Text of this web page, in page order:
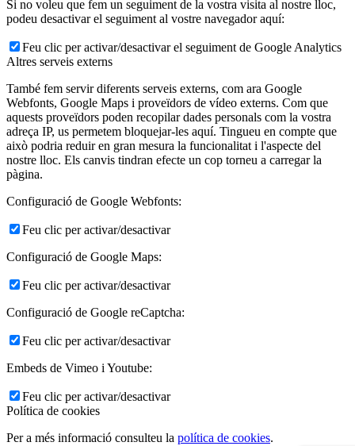
Si no voleu que fem un seguiment de la vostra visita al nostre lloc,
podeu desactivar el seguiment al vostre navegador aquí:
Feu clic per activar/desactivar el seguiment de Google Analytics
Altres serveis externs
També fem servir diferents serveis externs, com ara Google
Webfonts, Google Maps i proveïdors de vídeo externs. Com que
aquests proveïdors poden recopilar dades personals com la vostra
adreça IP, us permetem bloquejar-les aquí. Tingueu en compte que
això podria reduir en gran mesura la funcionalitat i l'aspecte del
nostre lloc. Els canvis tindran efecte un cop torneu a carregar la
pàgina.
Configuració de Google Webfonts:
Feu clic per activar/desactivar
Configuració de Google Maps:
Feu clic per activar/desactivar
Configuració de Google reCaptcha:
Feu clic per activar/desactivar
Embeds de Vimeo i Youtube:
Feu clic per activar/desactivar
Política de cookies
Per a més informació consulteu la política de cookies.